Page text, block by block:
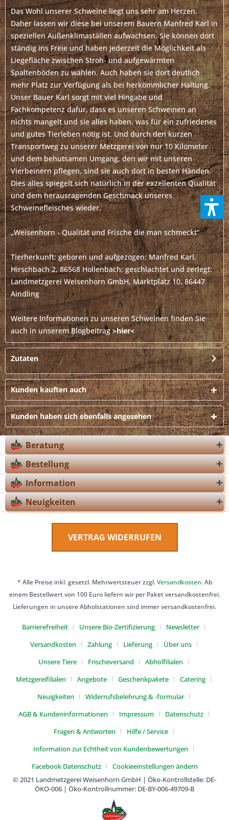
Das Wohl unserer Schweine liegt uns sehr am Herzen.
Daher lassen wir diese bei unserem Bauern Manfred Karl in
speziellen Außenklimaställen aufwachsen. Sie können dort
ständig ins Freie und haben jederzeit die Möglichkeit als
Liegefläche zwischen Stroh- und aufgewärmten
Spaltenböden zu wählen. Auch haben sie dort deutlich
mehr Platz zur Verfügung als bei herkömmlicher Haltung.
Unser Bauer Karl sorgt mit viel Hingabe und
Fachkompetenz dafür, dass es unseren Schweinen an
nichts mangelt und sie alles haben, was für ein zufriedenes
und gutes Tierleben nötig ist. Und durch den kurzen
Transportweg zu unserer Metzgerei von nur 10 Kilometer
und dem behutsamen Umgang, den wir mit unseren
Vierbeinern pflegen, sind sie auch dort in besten Händen.
Dies alles spiegelt sich natürlich in der exzellenten Qualität
und dem herausragenden Geschmack unseres
Schweinefleisches wieder.
„Weisenhorn - Qualität und Frische die man schmeckt“
Tierherkunft: geboren und aufgezogen: Manfred Karl,
Hirschbach 2, 86568 Hollenbach; geschlachtet und zerlegt:
Landmetzgerei Weisenhorn GmbH, Marktplatz 10, 86447
Aindling
Weitere Informationen zu unseren Schweinen finden Sie
auch in unserem Blogbeitrag>hier<
Zutaten
Kunden kauften auch
Kunden haben sich ebenfalls angesehen
Beratung
Bestellung
Information
Neuigkeiten
VERTRAG WIDERRUFEN
* Alle Preise inkl. gesetzl. Mehrwertsteuer zzgl.Versandkosten. Ab
einem Bestellwert von 100 Euro liefern wir per Paket versandkostenfrei.
Lieferungen in unsere Abholstationen sind immer versandkostenfrei.
Barrierefreiheit Unsere Bio-Zertifizierung
Newsletter
Versandkosten
Zahlung Lieferung
Über uns
Unsere Tiere
Frischeversand
Abholfilialen
Metzgereifilialen
Angebote Geschenkpakete
Catering
Neuigkeiten
Widerrufsbelehrung & -formular
AGB & Kundeninformationen
Impressum
Datenschutz
Fragen & Antworten
Hilfe / Service
Information zur Echtheit von Kundenbewertungen
Facebook Datenschutz
Cookieeinstellungen ändern
© 2021 Landmetzgerei Weisenhorn GmbH | Öko-Kontrollstelle: DE-
ÖKO-006 | Öko-Kontrollnummer: DE-BY-006-49709-B